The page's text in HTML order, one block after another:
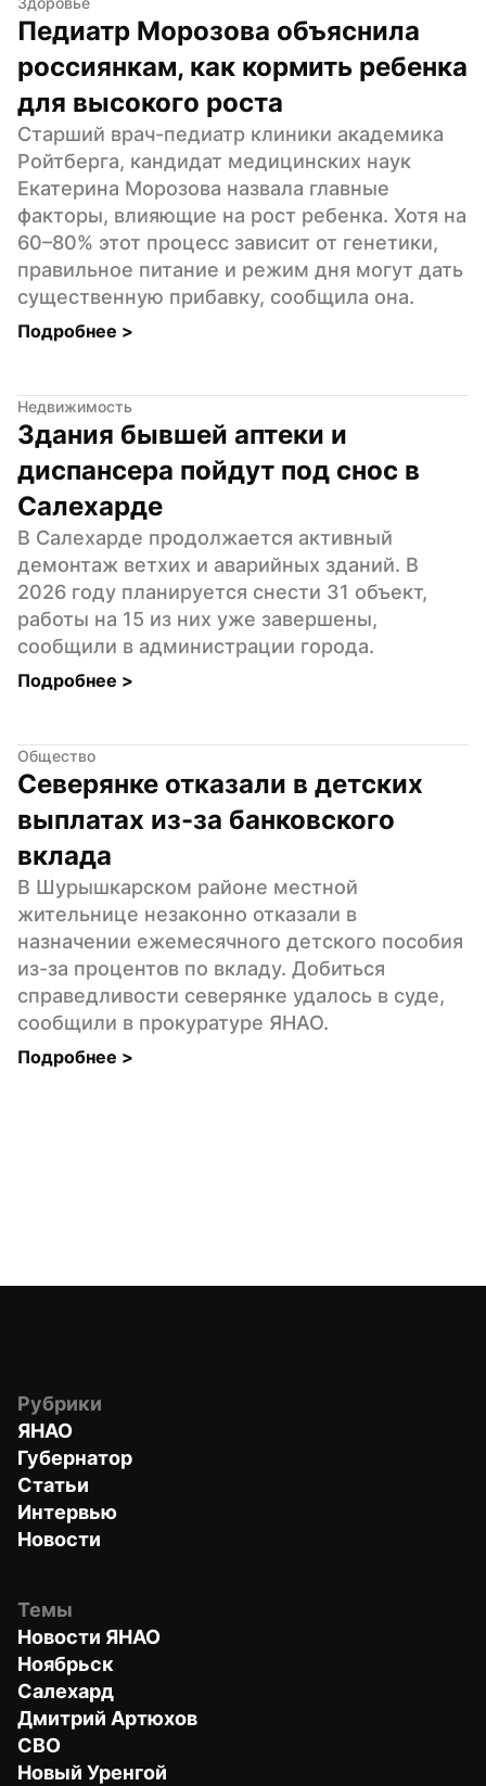
Педиатр Морозова объяснила
россиянкам, как кормить ребенка
для высокого роста
Старший врач-педиатр клиники академика
Ройтберга, кандидат медицинских наук
Екатерина Морозова назвала главные
факторы, влияющие на рост ребенка. Хотя на
60–80% этот процесс зависит от генетики,
правильное питание и режим дня могут дать
существенную прибавку, сообщила она.
Подробнее >
Недвижимость
Здания бывшей аптеки и
диспансера пойдут под снос в
Салехарде
В Салехарде продолжается активный
демонтаж ветхих и аварийных зданий. В
2026 году планируется снести 31 объект,
работы на 15 из них уже завершены,
сообщили в администрации города.
Подробнее >
Общество
Северянке отказали в детских
выплатах из-за банковского
вклада
В Шурышкарском районе местной
жительнице незаконно отказали в
назначении ежемесячного детского пособия
из-за процентов по вкладу. Добиться
справедливости северянке удалось в суде,
сообщили в прокуратуре ЯНАО.
Подробнее >
Рубрики
ЯНАО
Губернатор
Статьи
Интервью
Новости
Темы
Новости ЯНАО
Ноябрьск
Салехард
Дмитрий Артюхов
СВО
Новый Уренгой